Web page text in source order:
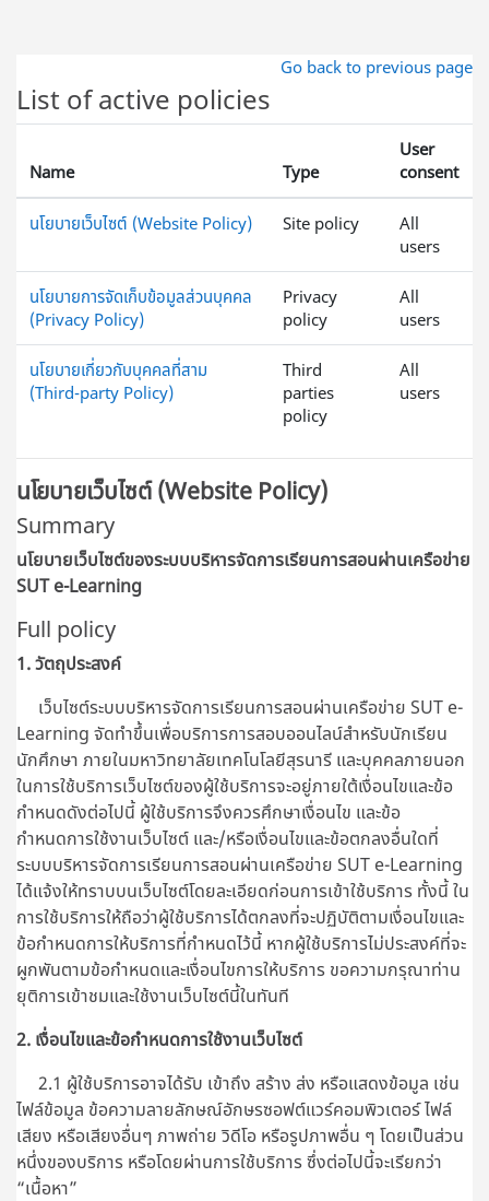
Go back to previous page
List of active policies
Name Type
User
consent
นโยบายเว็บไซต์ (Website Policy) Site policy
All
users
นโยบายการจัดเก็บข้อมูลส่วนบุคคล
(Privacy Policy)
Privacy
policy
All
users
นโยบายเกี่ยวกับบุคคลที่สาม
(Third-party Policy)
Third
parties
policy
All
users
นโยบายเว็บไซต์ (Website Policy)
Summary
นโยบายเว็บไซต์ของระบบบริหารจัดการเรียนการสอนผ่านเครือข่าย
SUT e-Learning
Full policy
1. วัตถุประสงค์
เว็บไซต์ระบบบริหารจัดการเรียนการสอนผ่านเครือข่าย SUT e-
Learning จัดทำขึ้นเพื่อบริการการสอบออนไลน์สำหรับนักเรียน
นักศึกษา ภายในมหาวิทยาลัยเทคโนโลยีสุรนารี และบุคคลภายนอก
ในการใช้บริการเว็บไซต์ของผู้ใช้บริการจะอยู่ภายใต้เงื่อนไขและข้อ
กำหนดดังต่อไปนี้ ผู้ใช้บริการจึงควรศึกษาเงื่อนไข และข้อ
กำหนดการใช้งานเว็บไซต์ และ/หรือเงื่อนไขและข้อตกลงอื่นใดที่
ระบบบริหารจัดการเรียนการสอนผ่านเครือข่าย SUT e-Learning
ได้แจ้งให้ทราบบนเว็บไซต์โดยละเอียดก่อนการเข้าใช้บริการ ทั้งนี้ ใน
การใช้บริการให้ถือว่าผู้ใช้บริการได้ตกลงที่จะปฏิบัติตามเงื่อนไขและ
ข้อกำหนดการให้บริการที่กำหนดไว้นี้ หากผู้ใช้บริการไม่ประสงค์ที่จะ
ผูกพันตามข้อกำหนดและเงื่อนไขการให้บริการ ขอความกรุณาท่าน
ยุติการเข้าชมและใช้งานเว็บไซต์นี้ในทันที
2. เงื่อนไขและข้อกำหนดการใช้งานเว็บไซต์
2.1 ผู้ใช้บริการอาจได้รับ เข้าถึง สร้าง ส่ง หรือแสดงข้อมูล เช่น
ไฟล์ข้อมูล ข้อความลายลักษณ์อักษรซอฟต์แวร์คอมพิวเตอร์ ไฟล์
เสียง หรือเสียงอื่นๆ ภาพถ่าย วิดีโอ หรือรูปภาพอื่น ๆ โดยเป็นส่วน
หนึ่งของบริการ หรือโดยผ่านการใช้บริการ ซึ่งต่อไปนี้จะเรียกว่า
“เนื้อหา”